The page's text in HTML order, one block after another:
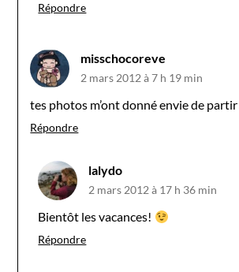
Répondre
misschocoreve
2 mars 2012 à 7 h 19 min
tes photos m’ont donné envie de
Répondre
lalydo
2 mars 2012 à 17 h 36 min
Bientôt les vacances!
Répondre